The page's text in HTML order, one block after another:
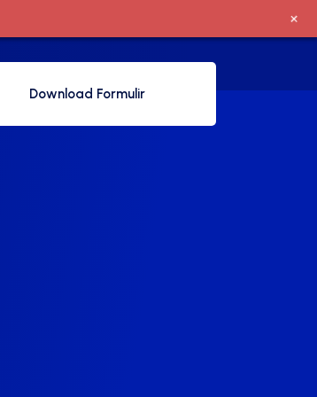
Download Formulir
+